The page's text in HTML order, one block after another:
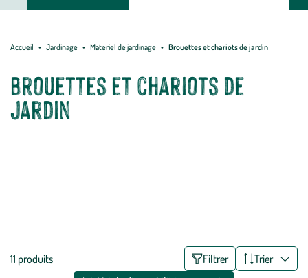
botanic®
Accueil Jardinage Matériel de jardinage Brouettes et chariots de jardin
Brouettes et chariots de
jardin
pour enfants pour amuser les petits au jardin.
Liste
11 produits Filtrer
Trier